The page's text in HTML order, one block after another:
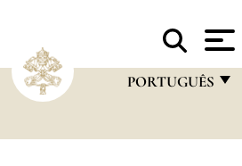
PORTUGUÊS